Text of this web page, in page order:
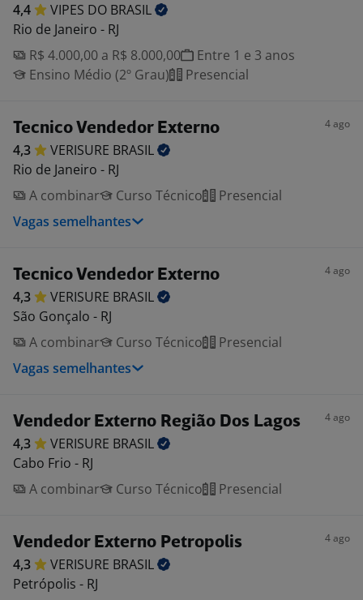
4,4 VIPES DO BRASIL
Rio de Janeiro - RJ
R$ 4.000,00 a R$ 8.000,00
Entre 1 e 3 anos
Ensino Médio (2º Grau)
Presencial
Tecnico Vendedor Externo 4 ago
4,3 VERISURE BRASIL
Rio de Janeiro - RJ
A combinar
Curso Técnico
Presencial
Vagas semelhantes
Tecnico Vendedor Externo 4 ago
4,3 VERISURE BRASIL
São Gonçalo - RJ
A combinar
Curso Técnico
Presencial
Vagas semelhantes
Vendedor Externo Região Dos Lagos 4 ago
4,3 VERISURE BRASIL
Cabo Frio - RJ
A combinar
Curso Técnico Presencial
Vendedor Externo Petropolis 4 ago
4,3 VERISURE BRASIL
Petrópolis - RJ